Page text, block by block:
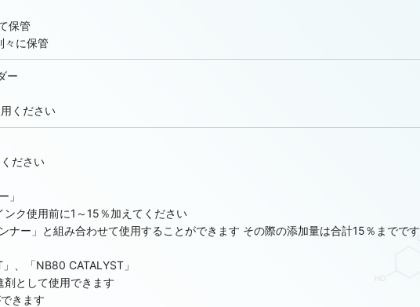
/旧：96PB12
Trans Red
Stop Sigh Red
保管
々に保管
ー
ください
ださい
」
ンク使用前に1～15％加えてください
ナー」と組み合わせて使用することができます その際の添加量は合計15％までです
、「NB80 CATALYST」
剤として使用できます
きます